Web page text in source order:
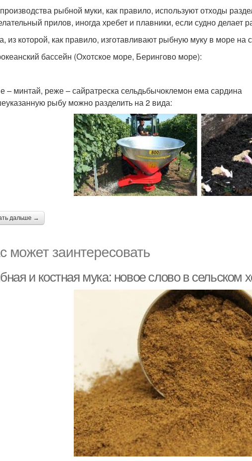
рыбной муки, как правило, используют отходы
прилов, иногда хребет и плавники, если судно делает
из которой, как правило, изготавливают рыбную муку в море на
бассейн (Охотское море, Берингово море):
– минтай, реже – сайратреска сельдьбычоклемон ема сардина
рыбу можно разделить на 2 вида:
дальше →
может заинтересовать
и костная мука: новое слово в сельском